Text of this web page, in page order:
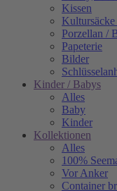
Kissen
Porzellan /
Papeterie
Bilder
Kinder / Babys
Alles
Baby
Kinder
Kollektionen
Alles
100%
Vor Anker
Container